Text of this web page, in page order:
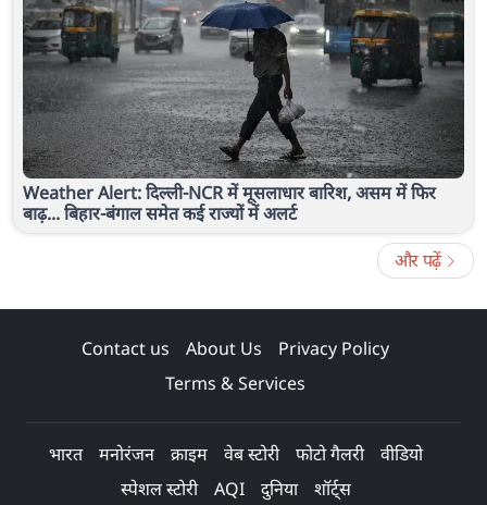
Weather Alert: दिल्ली-NCR में मूसलाधार बारिश, असम में फिर
बाढ़... बिहार-बंगाल समेत कई राज्यों में अलर्ट
और पढ़ें
Contact us About Us
Privacy Policy
Terms & Services
भारत मनोरंजन क्राइम वेब स्टोरी फोटो गैलरी
वीडियो
स्पेशल स्टोरी
AQI दुनिया शॉर्ट्स